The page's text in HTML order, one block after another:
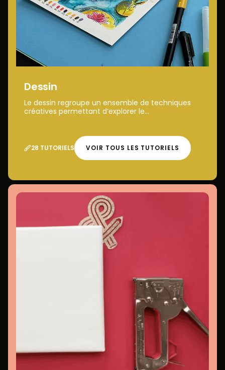
Dessin
Le dessin regroupe un ensemble de techniques
créatives permettant d’explorer le...
28 TUTORIELS VOIR TOUS LES TUTORIELS